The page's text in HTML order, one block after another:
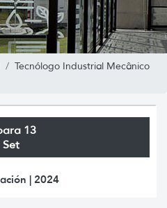
Tecnólogo Industrial Mecânico
13
Set
| 2024